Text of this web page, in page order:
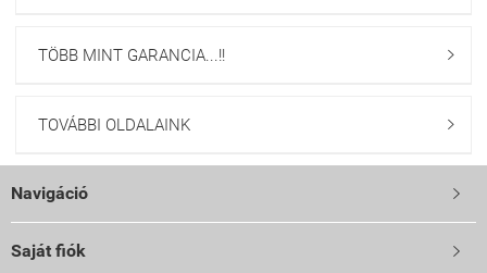
TÖBB MINT GARANCIA...!! 
TOVÁBBI OLDALAINK 
Navigáció 
Saját fiók 